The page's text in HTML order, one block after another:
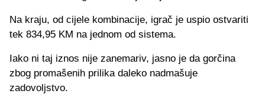
Na kraju, od cijele kombinacije, igrač je uspio ostvariti
tek 834,95 KM na jednom od sistema.
Iako ni taj iznos nije zanemariv, jasno je da gorčina
zbog promašenih prilika daleko nadmašuje
zadovoljstvo.